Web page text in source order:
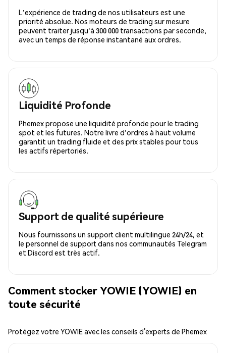
L'expérience de trading de nos utilisateurs est une
priorité absolue. Nos moteurs de trading sur mesure
peuvent traiter jusqu'à 300 000 transactions par seconde,
avec un temps de réponse instantané aux ordres.
Liquidité Profonde
Phemex propose une liquidité profonde pour le trading
spot et les futures. Notre livre d'ordres à haut volume
garantit un trading fluide et des prix stables pour tous
les actifs répertoriés.
Support de qualité supérieure
Nous fournissons un support client multilingue 24h/24, et
le personnel de support dans nos communautés Telegram
et Discord est très actif.
Comment stocker YOWIE (YOWIE) en
toute sécurité
Protégez votre YOWIE avec les conseils d’experts de Phemex